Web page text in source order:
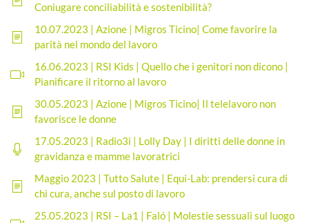
Coniugare conciliabilità e sostenibilità?
10.07.2023 | Azione | Migros Ticino| Come favorire la
parità nel mondo del lavoro
16.06.2023 | RSI Kids | Quello che i genitori non dicono |
Pianificare il ritorno al lavoro
30.05.2023 | Azione | Migros Ticino| Il telelavoro non
favorisce le donne
17.05.2023 | Radio3i | Lolly Day | I diritti delle donne in
gravidanza e mamme lavoratrici
Maggio 2023 | Tutto Salute | Equi-Lab: prendersi cura di
chi cura, anche sul posto di lavoro
25.05.2023 | RSI – La1 | Faló | Molestie sessuali sul luogo